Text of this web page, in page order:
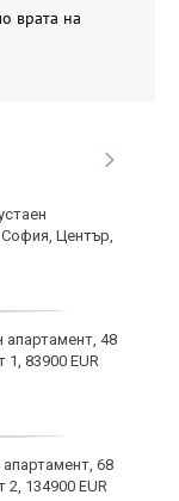
врата на
София, Център,
48
83900 EUR
68
134900 EUR